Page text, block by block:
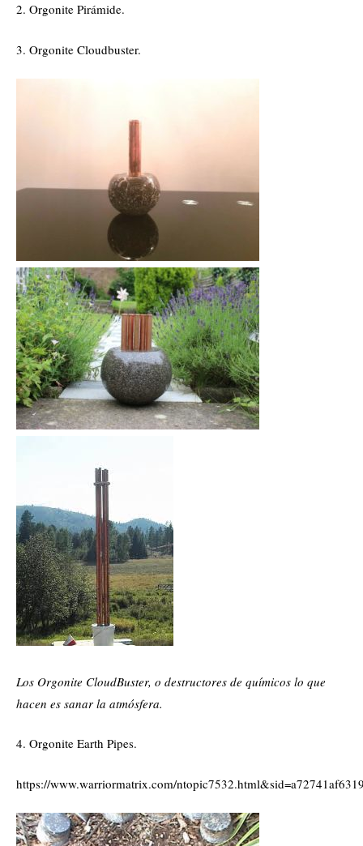
2. Orgonite Pirámide.
3. Orgonite Cloudbuster.
Los Orgonite CloudBuster, o destructores de químicos lo que
hacen es sanar la atmósfera.
4. Orgonite Earth Pipes.
https://www.warriormatrix.com/